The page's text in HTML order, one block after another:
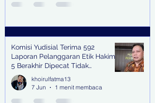
Komisi Yudisial Terima 592
Laporan Pelanggaran Etik Hakim,
5 Berakhir Dipecat Tidak
Terhormat
khoirulfatma13
7 Jun
1 menit membaca